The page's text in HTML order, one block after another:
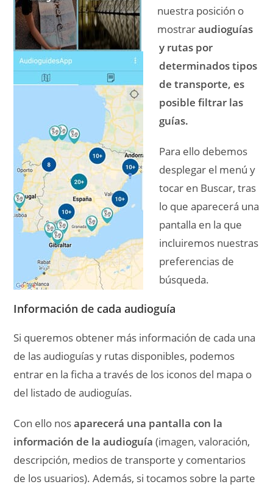
nuestra posición o
mostraraudioguías
y rutas por
determinados tipos
de transporte, es
posible filtrar las
guías.
Para ello debemos
desplegar el menú y
tocar en Buscar, tras
lo que aparecerá una
pantalla en la que
incluiremos nuestras
preferencias de
búsqueda.
Información de cada audioguía
Si queremos obtener más información de cada una
de las audioguías y rutas disponibles, podemos
entrar en la ficha a través de los iconos del mapa o
del listado de audioguías.
Con ello nosaparecerá una pantalla con la
información de la audioguía (imagen, valoración,
descripción, medios de transporte y comentarios
de los usuarios). Además, si tocamos sobre la parte